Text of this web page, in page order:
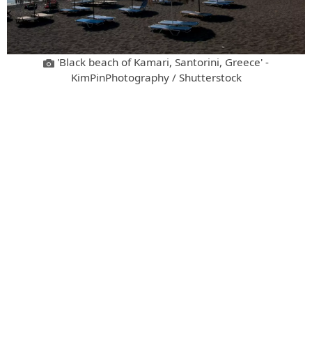
'Black beach of Kamari, Santorini, Greece' -
KimPinPhotography / Shutterstock